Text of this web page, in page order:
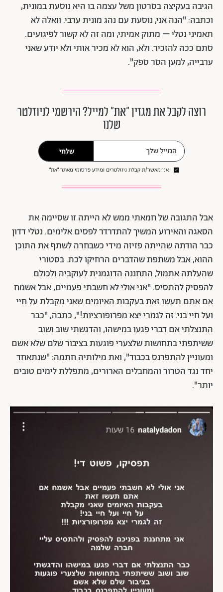
הגיבה בעקיצה בסרטון משל עצמה בו היא נוסעת במונית,
וכתבה: "הנה אני, נוסעת עם נהג מונית ערבי. וואלה לא
תאמיני נטלי – מתוק אמיתי, ומה זה לא קשור לפיגועים.
סתם ככה להזכיר. ולא, הוא לא מכיר אותי ולא יודע שאני
ערבייה, למען הסר ספק".
רוצה לקבל את מגזין ״את״ למייל? הירשמי לניוזלטר
שלנו
שלחי
אני מאשר/ת קבלת ניוזלטרים ומידע פרסומי מאתר ״את״
אבל התגובה של חמאתי ממש לא הייתה זו שסיימה את
הסאגה והאירוע המשיך להתדרדר לפסים אלימים. נטלי דדון
כבר הודתה שהייתה פזיזה מידי כשבחרה לשתף את התוכן
ההוא, אבל משתפת שהדברים הרחיקו לכת. בסטורי
שהעלתה אתמול, התחננה הדוגמנית לעוקביה ולכולם
להפסיק להתסיס. "אני אולי לא חשבתי פעמיים, אבל אשמח
אם אתם תעשו זאת בעקבות האיומים שאני מקבלת על חיי
ועל חיי בני. זה לגמרי יצא מפרופורציות!", כתבה, "כבר
התנצלתי אם דברי פגעו במישהו, והדגשתי שוב ושוב
ששיתפתי בתחושות שלצערי פוגעות בציבור שלם שלא אשם
ומעוניין להתפרנס בכבוד", ואת מילותיה חתמה: "שנתאחד
יחד נגד הטרור והמחבלים הארורים, מתפללת לימים טובים
יותר".